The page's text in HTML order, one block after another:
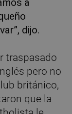
a
dijo.
traspasado
pero no
británico,
que la